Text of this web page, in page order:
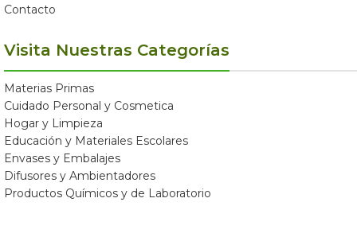
Contacto
Visita Nuestras Categorías
Materias Primas
Cuidado Personal y Cosmetica
Hogar y Limpieza
Educación y Materiales Escolares
Envases y Embalajes
Difusores y Ambientadores
Productos Químicos y de Laboratorio